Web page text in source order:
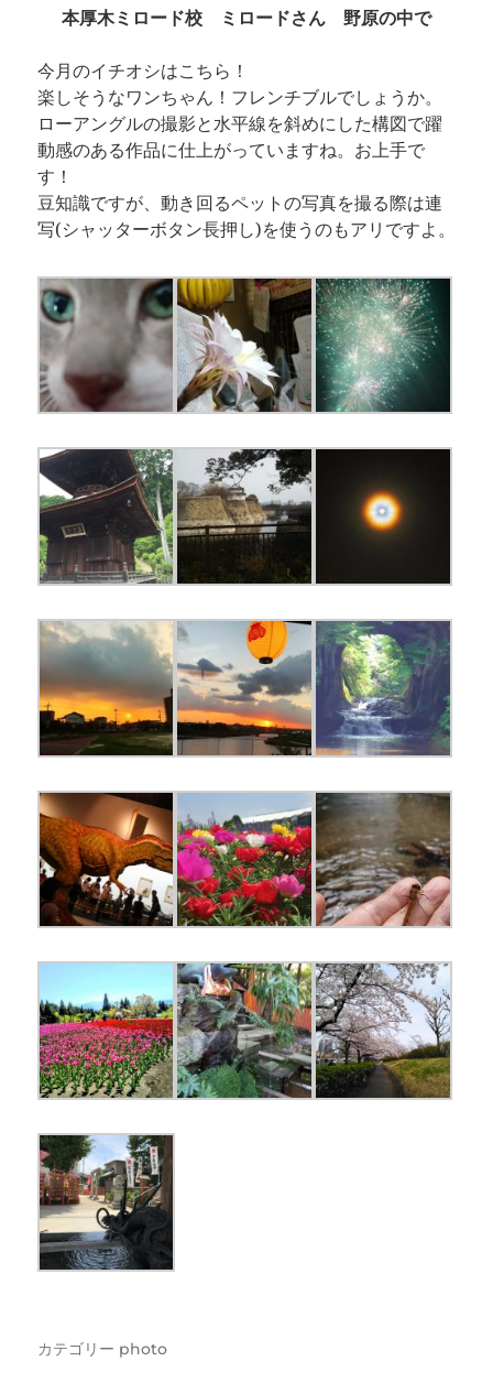
本厚木ミロード校 ミロードさん 野原の中で
今月のイチオシはこちら！
楽しそうなワンちゃん！フレンチブルでしょうか。
ローアングルの撮影と水平線を斜めにした構図で躍
動感のある作品に仕上がっていますね。お上手で
す！
豆知識ですが、動き回るペットの写真を撮る際は連
写(シャッターボタン長押し)を使うのもアリですよ。
カテゴリー photo